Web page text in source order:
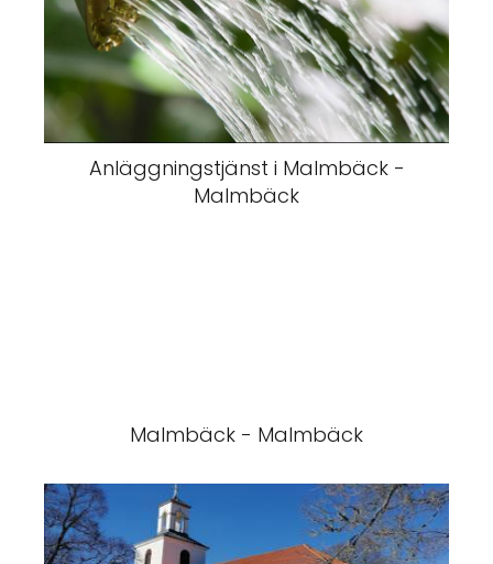
Anläggningstjänst i Malmbäck -
Malmbäck
Malmbäck - Malmbäck